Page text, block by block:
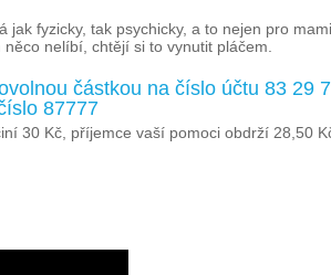
jak fyzicky, tak psychicky, a to nejen pro
nelíbí, chtějí si to vynutit pláčem.
částkou na číslo účtu 83 29
87777
30 Kč, příjemce vaší pomoci obdrží 28,50